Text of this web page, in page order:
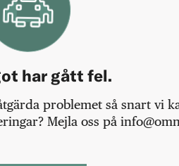
har gått fel.
problemet så snart vi
Mejla oss på